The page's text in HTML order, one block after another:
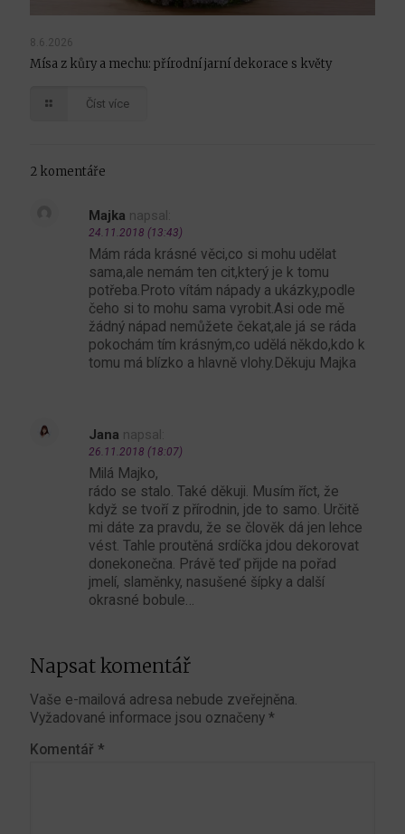
8.6.2026
Mísa z kůry a mechu: přírodní jarní dekorace s květy
Číst více
2 komentáře
Majka napsal:
24.11.2018 (13:43)
Mám ráda krásné věci,co si mohu udělat
sama,ale nemám ten cit,který je k tomu
potřeba.Proto vítám nápady a ukázky,podle
čeho si to mohu sama vyrobit.Asi ode mě
žádný nápad nemůžete čekat,ale já se ráda
pokochám tím krásným,co udělá někdo,kdo k
tomu má blízko a hlavně vlohy.Děkuju Majka
Jana napsal:
26.11.2018 (18:07)
Milá Majko,
rádo se stalo. Také děkuji. Musím říct, že
když se tvoří z přírodnin, jde to samo. Určitě
mi dáte za pravdu, že se člověk dá jen lehce
vést. Tahle proutěná srdíčka jdou dekorovat
donekonečna. Právě teď přijde na pořad
jmelí, slaměnky, nasušené šípky a další
okrasné bobule…
Napsat komentář
Vaše e-mailová adresa nebude zveřejněna.
Vyžadované informace jsou označeny *
Komentář *